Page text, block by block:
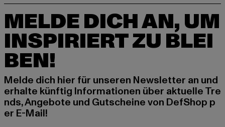
MELDE DICH AN, UM
INSPIRIERT ZU BLEI
BEN!
Melde dich hier für unseren Newsletter an und
erhalte künftig Informationen über aktuelle Tre
nds, Angebote und Gutscheine von DefShop p
er E-Mail!